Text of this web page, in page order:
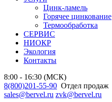
Цинк-ламель
Горячее цинкование
Термообработка
СЕРВИС
НИОКР
Экология
Контакты
8:00 - 16:30 (МСК)
8(800)201-55-90 Отдел продаж
sales@bervel.ru zvk@bervel.ru